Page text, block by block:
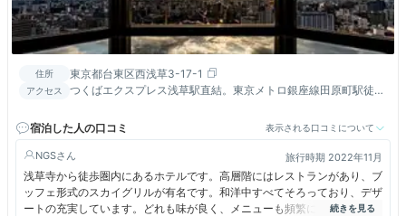
住所 東京都台東区西浅草3-17-1
アクセス
つくばエクスプレス浅草駅直結。東京メトロ銀座線田原町駅徒歩
宿泊した人の口コミ
表示される口コミについて
NGS 旅行時期 2022年11月
浅草寺から徒歩圏内にあるホテルです。高層階にはレストランがあり、ブ
ッフェ形式のスカイグリルが有名です。和洋中すべてそろっており、デザ
ートの充実しています。どれも味が良く、メニューも頻繁に供給されま